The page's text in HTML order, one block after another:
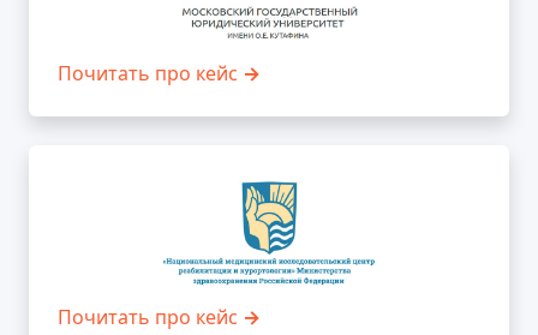
Почитать про кейс →
Почитать про кейс →